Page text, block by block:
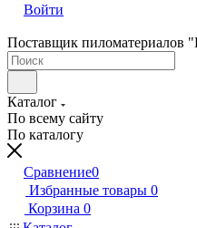
Войти
Поставщик пиломатериалов
Каталог
По всему сайту
По каталогу
Сравнение0
Избранные товары 0
Корзина 0